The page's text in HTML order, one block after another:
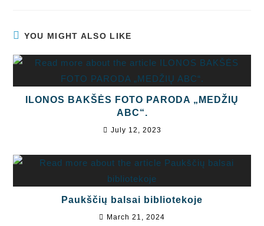
YOU MIGHT ALSO LIKE
ILONOS BAKŠĖS FOTO PARODA „MEDŽIŲ
ABC“.
July 12, 2023
Paukščių balsai bibliotekoje
March 21, 2024